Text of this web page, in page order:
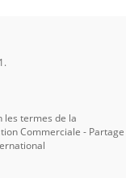
les termes de la
Commerciale - Partage